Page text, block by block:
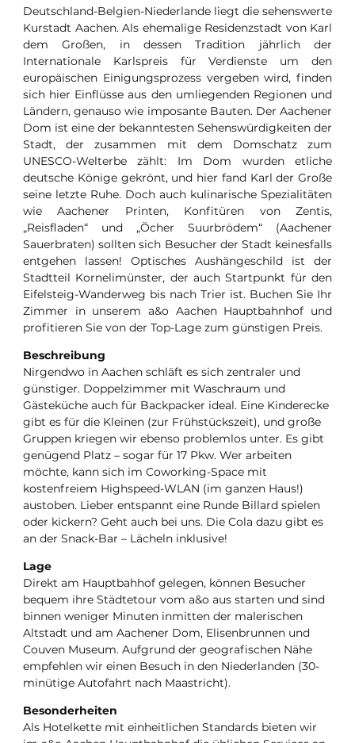
Deutschland-Belgien-Niederlande liegt die sehenswerte
Kurstadt Aachen. Als ehemalige Residenzstadt von Karl
dem Großen, in dessen Tradition jährlich der
Internationale Karlspreis für Verdienste um den
europäischen Einigungsprozess vergeben wird, finden
sich hier Einflüsse aus den umliegenden Regionen und
Ländern, genauso wie imposante Bauten. Der Aachener
Dom ist eine der bekanntesten Sehenswürdigkeiten der
Stadt, der zusammen mit dem Domschatz zum
UNESCO-Welterbe zählt: Im Dom wurden etliche
deutsche Könige gekrönt, und hier fand Karl der Große
seine letzte Ruhe. Doch auch kulinarische Spezialitäten
wie Aachener Printen, Konfitüren von Zentis,
„Reisfladen“ und „Öcher Suurbrödem“ (Aachener
Sauerbraten) sollten sich Besucher der Stadt keinesfalls
entgehen lassen! Optisches Aushängeschild ist der
Stadtteil Kornelimünster, der auch Startpunkt für den
Eifelsteig-Wanderweg bis nach Trier ist. Buchen Sie Ihr
Zimmer in unserem a&o Aachen Hauptbahnhof und
profitieren Sie von der Top-Lage zum günstigen Preis.
Beschreibung
Nirgendwo in Aachen schläft es sich zentraler und
günstiger. Doppelzimmer mit Waschraum und
Gästeküche auch für Backpacker ideal. Eine Kinderecke
gibt es für die Kleinen (zur Frühstückszeit), und große
Gruppen kriegen wir ebenso problemlos unter. Es gibt
genügend Platz – sogar für 17 Pkw. Wer arbeiten
möchte, kann sich im Coworking-Space mit
kostenfreiem Highspeed-WLAN (im ganzen Haus!)
austoben. Lieber entspannt eine Runde Billard spielen
oder kickern? Geht auch bei uns. Die Cola dazu gibt es
an der Snack-Bar – Lächeln inklusive!
Lage
Direkt am Hauptbahhof gelegen, können Besucher
bequem ihre Städtetour vom a&o aus starten und sind
binnen weniger Minuten inmitten der malerischen
Altstadt und am Aachener Dom, Elisenbrunnen und
Couven Museum. Aufgrund der geografischen Nähe
empfehlen wir einen Besuch in den Niederlanden (30-
minütige Autofahrt nach Maastricht).
Besonderheiten
Als Hotelkette mit einheitlichen Standards bieten wir